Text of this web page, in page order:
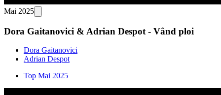
Mai 2025
Dora Gaitanovici & Adrian Despot - Vând ploi
Dora Gaitanovici
Adrian Despot
Top Mai 2025